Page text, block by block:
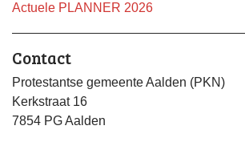
Actuele PLANNER 2026
Contact
Protestantse gemeente Aalden (PKN)
Kerkstraat 16
7854 PG Aalden